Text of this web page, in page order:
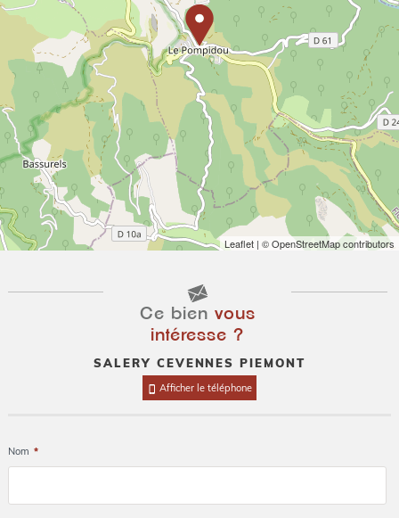
Leaflet | © OpenStreetMap contributors
Ce bien vous
intéresse ?
SALERY CEVENNES PIEMONT
Afficher le téléphone
Nom *